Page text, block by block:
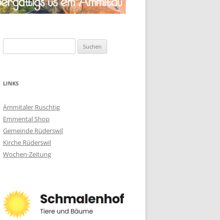
nach:
LINKS
Ämmitaler Ruschtig
Emmental Shop
Gemeinde Rüderswil
Kirche Rüderswil
Wochen-Zeitung